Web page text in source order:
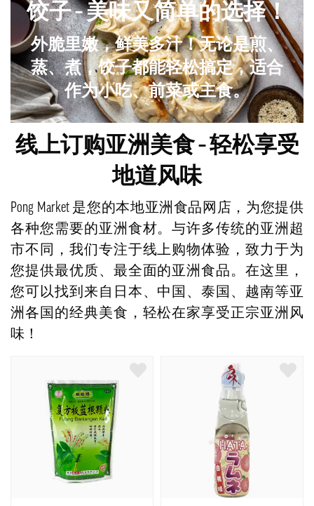
饺子 – 美味又简单的选择！
外脆里嫩，鲜美多汁！无论是煎、
蒸、煮，饺子都能轻松搞定，适合
作为小吃、前菜或主食。
线上订购亚洲美食 – 轻松享受
地道风味
Pong Market 是您的本地亚洲食品网店，为您提供
各种您需要的亚洲食材。与许多传统的亚洲超
市不同，我们专注于线上购物体验，致力于为
您提供最优质、最全面的亚洲食品。在这里，
您可以找到来自日本、中国、泰国、越南等亚
洲各国的经典美食，轻松在家享受正宗亚洲风
味！